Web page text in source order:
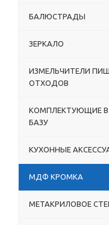
БАЛЮСТРАДЫ
ЗЕРКАЛО
ИЗМЕЛЬЧИТЕЛИ
ОТХОДОВ
КОМПЛЕКТУЮЩИЕ
БАЗУ
КУХОННЫЕ
МДФ КРОМКА
МЕТАКРИЛОВОЕ